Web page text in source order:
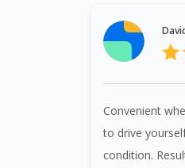
Convenient
to drive
condition.